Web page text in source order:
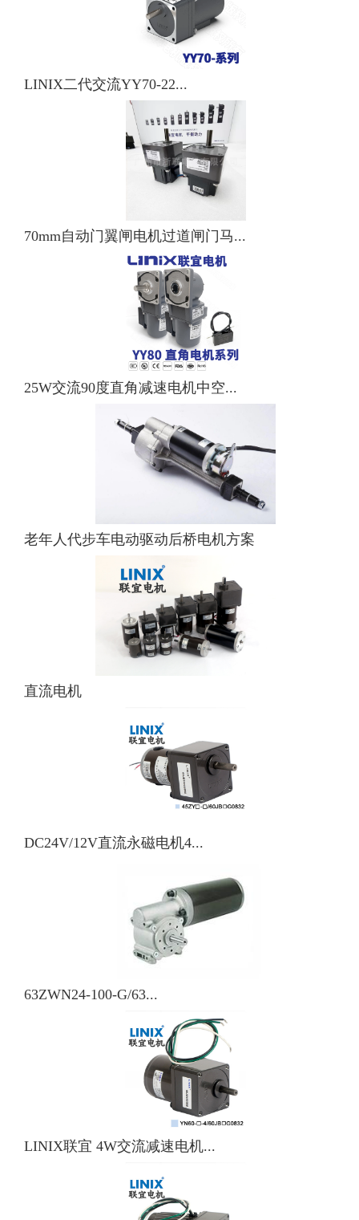
LINIX二代交流YY70-22...
70mm自动门翼闸电机过道闸门马...
25W交流90度直角减速电机中空...
老年人代步车电动驱动后桥电机方案
直流电机
DC24V/12V直流永磁电机4...
63ZWN24-100-G/63...
LINIX联宜 4W交流减速电机...